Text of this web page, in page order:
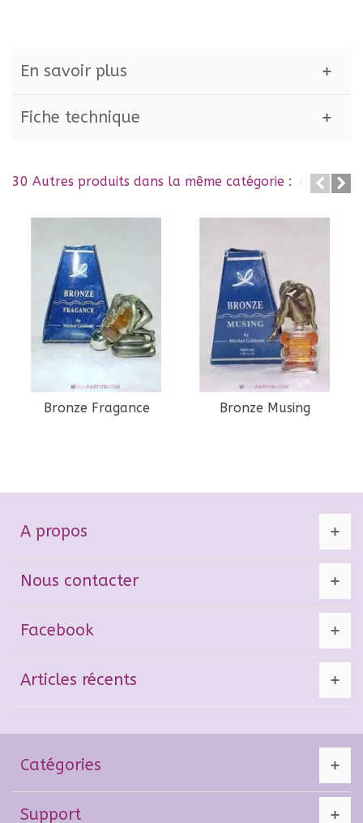
En savoir plus
Fiche technique
30 Autres produits dans la même catégorie :
Bronze Fragance Bronze Musing
A propos
Nous contacter
Facebook
Articles récents
Catégories
Support